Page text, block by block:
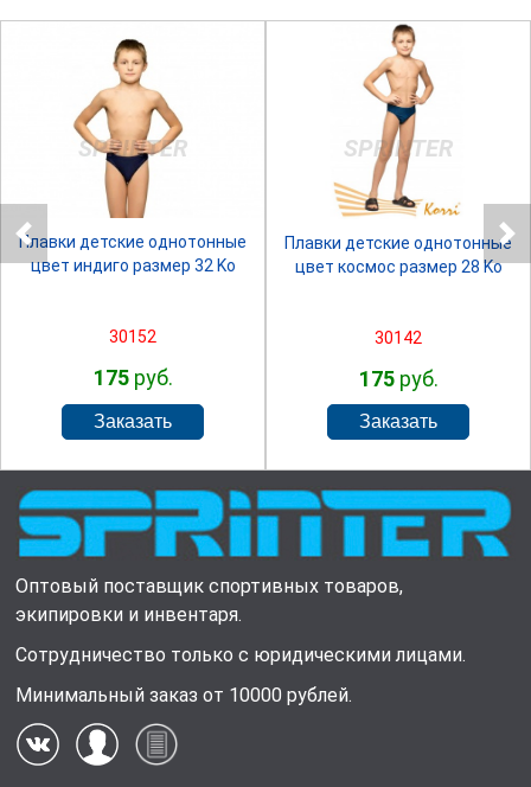
SPRINTER
Плавки детские однотонные
цвет индиго размер 32 Ko
30152
175руб.
SPRINTER
Плавки детские однотонные
цвет космос размер 28 Ko
30142
175руб.
Оптовый поставщик спортивных товаров,
экипировки и инвентаря.
Сотрудничество только с юридическими лицами.
Минимальный заказ от 10000 рублей.